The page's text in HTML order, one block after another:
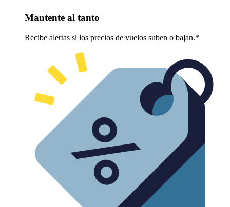
Mantente al tanto
Recibe alertas si los precios de vuelos suben o bajan.*